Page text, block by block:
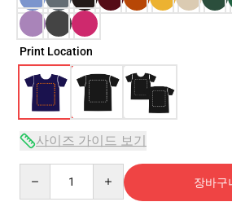
Print Location
사이즈 가이드 보기
장바구